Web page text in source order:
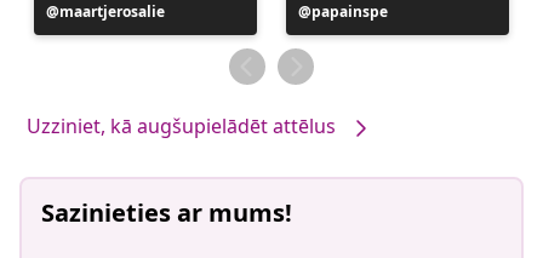
Ierakstu
publicējis
maartjerosalie
Ierakstu
publicējis
papainspe
Uzziniet, kā augšupielādēt attēlus
Sazinieties ar mums!